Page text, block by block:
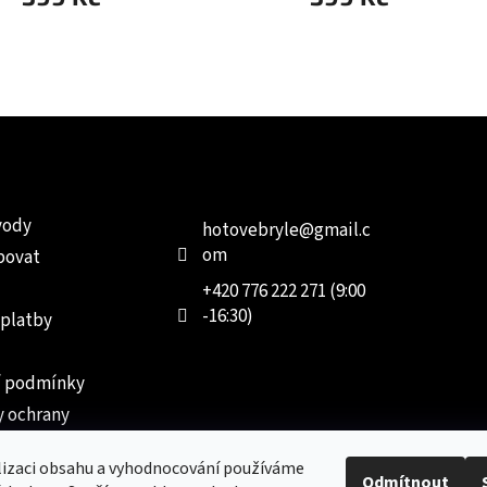
obsahu a vyhodnocování používáme
podmínky
ochrany
hotovebryle@gmail.c
om
+420 776 222 271 (9:00
-16:30)